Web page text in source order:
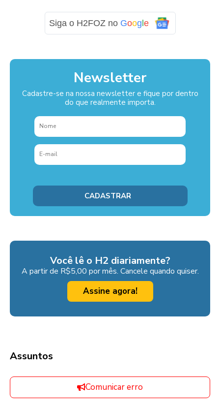
Siga o H2FOZ no Goog e
Newsletter
Cadastre-se na nossa newsletter e fique por dentro
do que realmente importa.
Você lê o H2 diariamente?
A partir de R$5,00 por mês. Cancele quando quiser.
Assine agora!
Assuntos
Comunicar erro